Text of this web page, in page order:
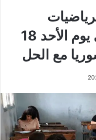
شهادة الثالث الثانوي يوم الأحد 18